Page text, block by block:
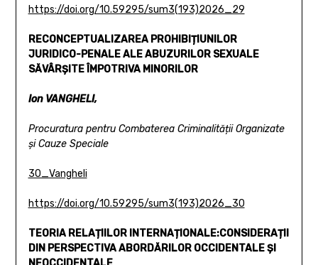
https://doi.org/10.59295/sum3(193)2026_29
RECONCEPTUALIZAREA PROHIBIȚIUNILOR
JURIDICO-PENALEALE ABUZURILOR SEXUALE
SĂVÂRȘITE ÎMPOTRIVA MINORILOR
Ion VANGHELI,
Procuratura pentru Combaterea Criminalității Organizate
și Cauze Speciale
30_Vangheli
https://doi.org/10.59295/sum3(193)2026_30
TEORIA RELAȚIILOR INTERNAȚIONALE:CONSIDERAȚII
DIN PERSPECTIVA ABORDĂRILOR OCCIDENTALEȘI